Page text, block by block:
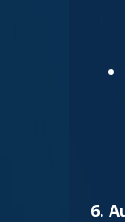
6.